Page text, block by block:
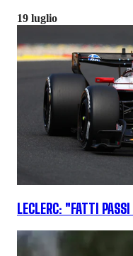
19 luglio
LECLERC: "FATTI